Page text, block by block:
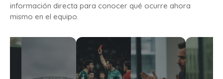
información directa para conocer qué ocurre ahora
mismo en el equipo.